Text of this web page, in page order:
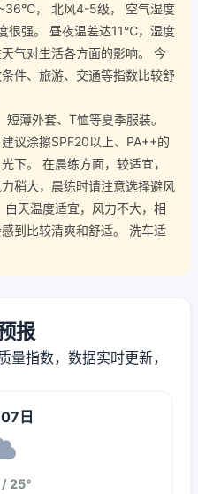
， 北风4-5级， 空气湿度
很强。 昼夜温差达11℃，湿度
气对生活各方面的影响。 今
件、旅游、交通等指数比较舒
薄外套、T恤等夏季服装。
议涂擦SPF20以上、PA++的
下。 在晨练方面，较适宜，
稍大，晨练时请注意选择避风
天温度适宜，风力不大，相
到比较清爽和舒适。 洗车适
报
量指数，数据实时更新，
日
/ 25°